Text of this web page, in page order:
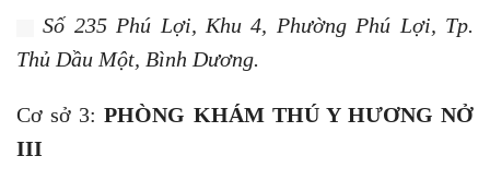
Số 235 Phú Lợi, Khu 4, Phường Phú Lợi, Tp.
Thủ Dầu Một, Bình Dương.
Cơ sở 3:PHÒNG KHÁM THÚ Y HƯƠNG NỞ
III